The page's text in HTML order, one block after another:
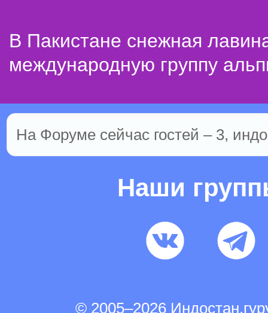
В Пакистане снежная
международную группу
На Форуме сейчас гостей – 3,
Наши
© 2005–2026